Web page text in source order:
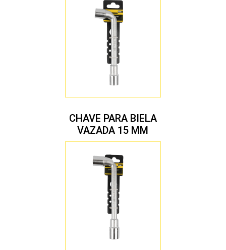
CHAVE PARA BIELA
VAZADA 15 MM